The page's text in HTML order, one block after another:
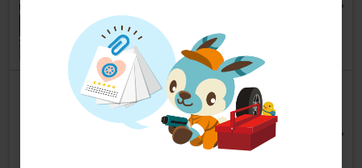
しげヒロさん
22
0
Hyorabyn フロントグリルカバ
ー
CX-60 [KH]
しろくまるさん